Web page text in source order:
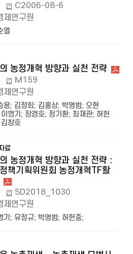
C2006-08-6
제연구원
열
농정개혁 방향과 실천 전략
M159
제연구원
용; 김정희 ; 김홍상; 박영범; 오현
이명기 ; 장경호; 정기환; 최재관; 허헌
김창호
료
농정개혁 방향과 실천 전략 :
책기획위원회 농정개혁TF활
SD2018_1030
제연구원
기 ; 유정규; 박영범; 허헌중;